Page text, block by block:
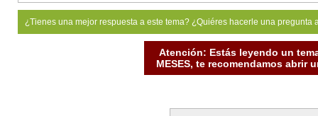
¿Tienes una mejor respuesta a este tema? ¿Quiéres hacerle una
Atención: Estás leyendo un
MESES, te recomendamos abrir